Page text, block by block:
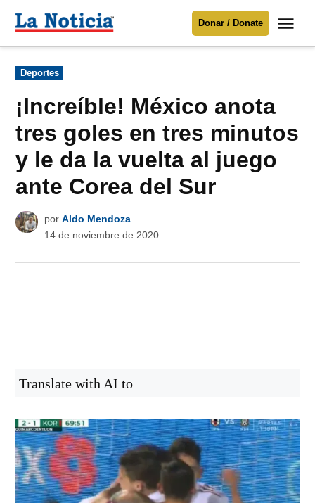
Para mantenerte informado necesitamos
Donar
contenido
Noticia
Donar / Donate
Publicado
en
Deportes
¡Increíble! México anota
tres goles en tres minutos
y le da la vuelta al juego
ante Corea del Sur
por Aldo Mendoza
14 de noviembre de 2020
Translate with AI to